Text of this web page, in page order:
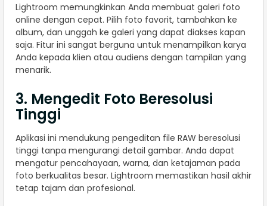
Lightroom memungkinkan Anda membuat galeri foto
online dengan cepat. Pilih foto favorit, tambahkan ke
album, dan unggah ke galeri yang dapat diakses kapan
saja. Fitur ini sangat berguna untuk menampilkan karya
Anda kepada klien atau audiens dengan tampilan yang
menarik.
3. Mengedit Foto Beresolusi
Tinggi
Aplikasi ini mendukung pengeditan file RAW beresolusi
tinggi tanpa mengurangi detail gambar. Anda dapat
mengatur pencahayaan, warna, dan ketajaman pada
foto berkualitas besar. Lightroom memastikan hasil akhir
tetap tajam dan profesional.